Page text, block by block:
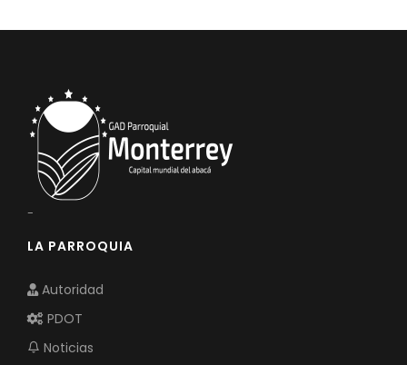
Plan de desarrollo y Ordenamiento Territorial -
Plan Anual Contratación - PAC
Plan Operativo Anual - POA
Convenios Institucionales
Procesos de contratación
Ejecución Presupuestaria
-
LA PARROQUIA
Autoridad
PDOT
Noticias